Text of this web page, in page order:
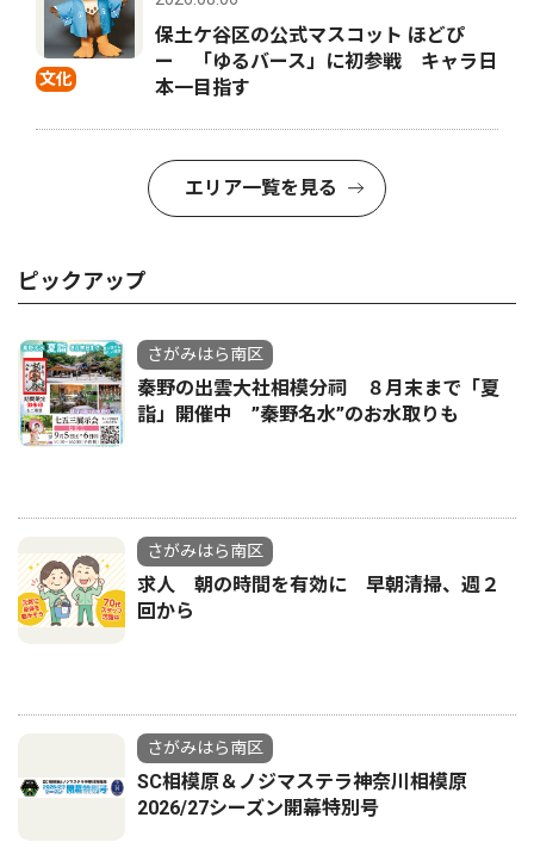
文化
保土ケ谷区の公式マスコット ほどぴ
ー 「ゆるバース」に初参戦 キャラ日
本一目指す
エリア一覧を見る
ピックアップ
さがみはら南区
秦野の出雲大社相模分祠 ８月末まで「夏
詣」開催中 ”秦野名水”のお水取りも
さがみはら南区
求人 朝の時間を有効に 早朝清掃、週２
回から
さがみはら南区
SC相模原＆ノジマステラ神奈川相模原
2026/27シーズン開幕特別号